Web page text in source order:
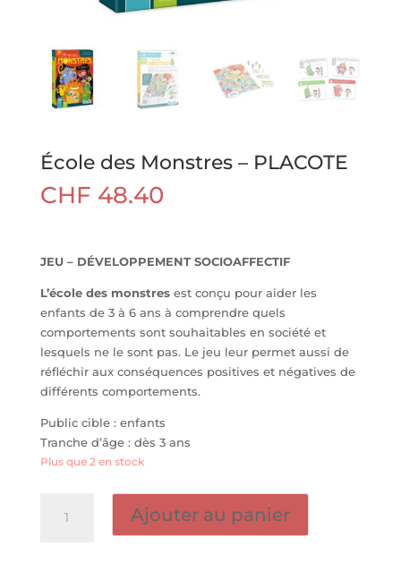
École des Monstres – PLACOTE
CHF 48.40
JEU – DÉVELOPPEMENT SOCIOAFFECTIF
L’école des monstresest conçu pour aider les
enfants de 3 à 6 ans à comprendre quels
comportements sont souhaitables en société et
lesquels ne le sont pas. Le jeu leur permet aussi de
réfléchir aux conséquences positives et négatives de
différents comportements.
Public cible : enfants
Tranche d’âge : dès 3 ans
Plus que 2 en stock
Ajouter au panier